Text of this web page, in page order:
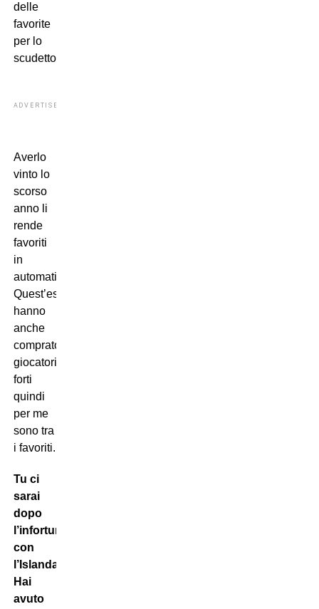
delle
favorite
per lo
scudetto.
ADVERTISEMENT
Averlo
vinto lo
scorso
anno li
rende
favoriti
in
automatico.
Quest’estate
hanno
anche
comprato
giocatori
forti
quindi
per me
sono tra
i favoriti.
Tu ci
sarai
dopo
l’infortunio
con
l’Islanda?
Hai
avuto